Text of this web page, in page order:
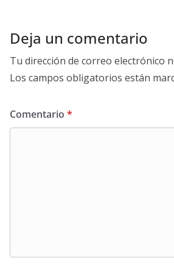
Deja un comentario
Tu dirección de correo electrónico
Los campos obligatorios están
Comentario *